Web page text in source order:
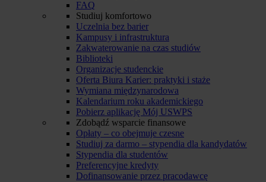
FAQ
Studiuj komfortowo
Uczelnia bez barier
Kampusy i infrastruktura
Zakwaterowanie na czas studiów
Biblioteki
Organizacje studenckie
Oferta Biura Karier: praktyki i staże
Wymiana międzynarodowa
Kalendarium roku akademickiego
Pobierz aplikację Mój USWPS
Zdobądź wsparcie finansowe
Opłaty – co obejmuje czesne
Studiuj za darmo – stypendia dla kandydatów
Stypendia dla studentów
Preferencyjne kredyty
Dofinansowanie przez pracodawcę